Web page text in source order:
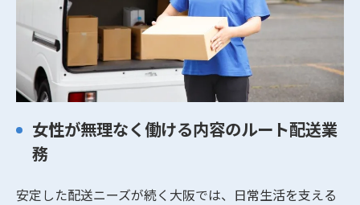
女性が無理なく働ける内容のルート配送業
務
安定した配送ニーズが続く大阪では、日常生活を支える